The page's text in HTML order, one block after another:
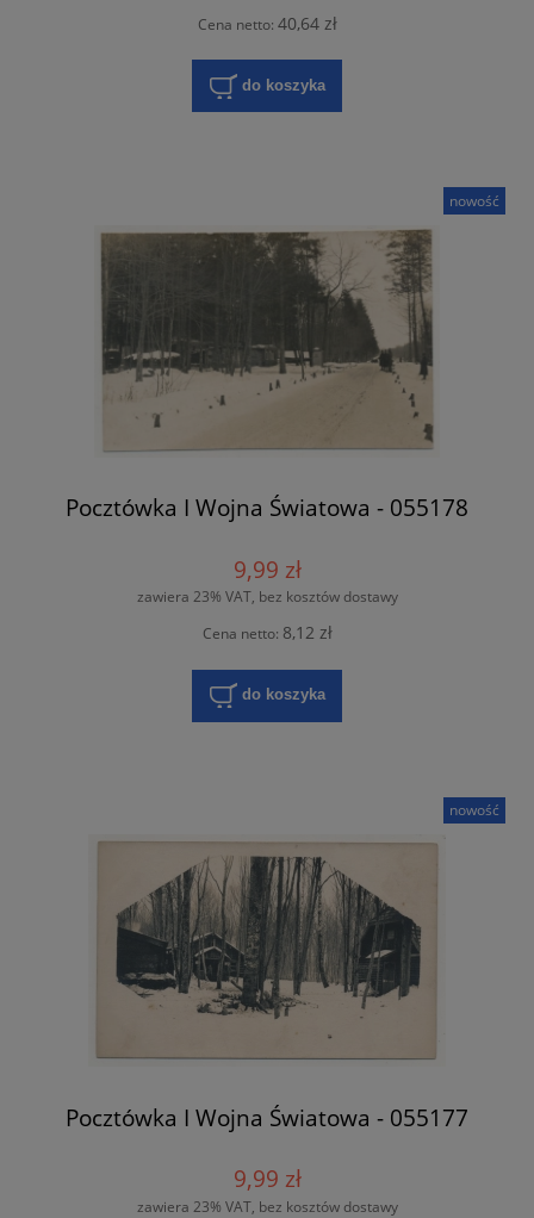
Cena netto: 40,64 zł
do koszyka
Pocztówka I Wojna Światowa - 055178
9,99 zł
zawiera 23% VAT, bez kosztów dostawy
Cena netto: 8,12 zł
do koszyka
nowość
Pocztówka I Wojna Światowa - 055177
9,99 zł
zawiera 23% VAT, bez kosztów dostawy
nowość